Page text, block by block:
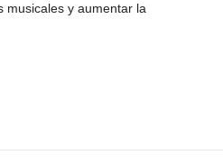
musicales y aumentar la